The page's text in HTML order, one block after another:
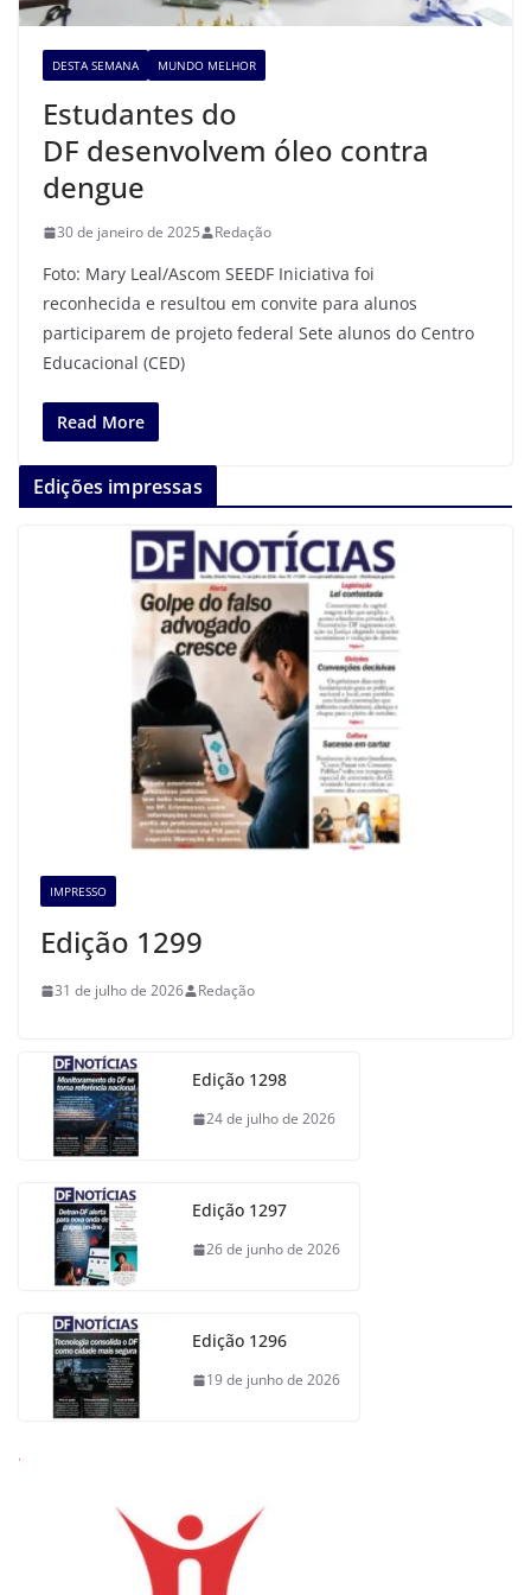
DESTA SEMANA MUNDO MELHOR
Estudantes do
DF desenvolvem óleo contra
dengue
30 de janeiro de 2025 Redação
Foto: Mary Leal/Ascom SEEDF Iniciativa foi
reconhecida e resultou em convite para alunos
participarem de projeto federal Sete alunos do Centro
Educacional (CED)
Read More
Edições impressas
IMPRESSO
Edição 1299
31 de julho de 2026 Redação
Edição 1298
24 de julho de 2026
Edição 1297
26 de junho de 2026
Edição 1296
19 de junho de 2026